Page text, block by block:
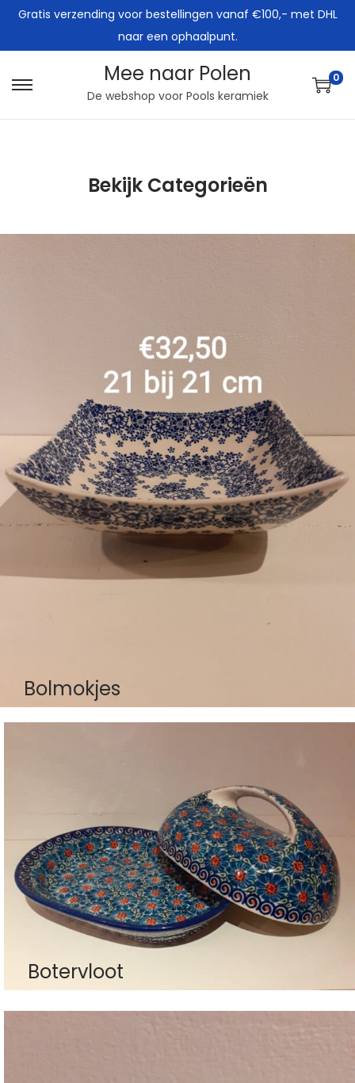
Gratis verzending voor bestellingen vanaf €100,- met DHL
naar een ophaalpunt.
Mee naar Polen
De webshop voor Pools keramiek
0
Bekijk Categorieën
Bolmokjes
Botervloot